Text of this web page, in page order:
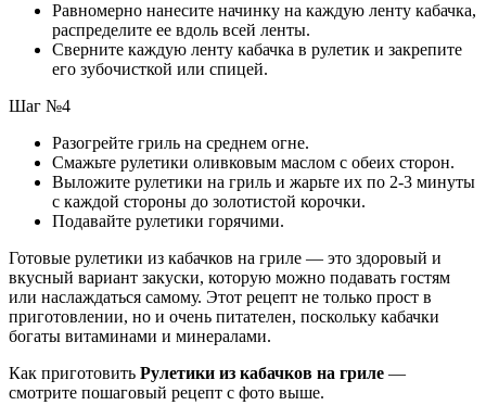
Равномерно нанесите начинку на каждую ленту кабачка,
распределите ее вдоль всей ленты.
Сверните каждую ленту кабачка в рулетик и закрепите
его зубочисткой или спицей.
Шаг №4
Разогрейте гриль на среднем огне.
Смажьте рулетики оливковым маслом с обеих сторон.
Выложите рулетики на гриль и жарьте их по 2-3 минуты
с каждой стороны до золотистой корочки.
Подавайте рулетики горячими.
Готовые рулетики из кабачков на гриле — это здоровый и
вкусный вариант закуски, которую можно подавать гостям
или наслаждаться самому. Этот рецепт не только прост в
приготовлении, но и очень питателен, поскольку кабачки
богаты витаминами и минералами.
Как приготовить Рулетики из кабачков на гриле —
смотрите пошаговый рецепт с фото выше.